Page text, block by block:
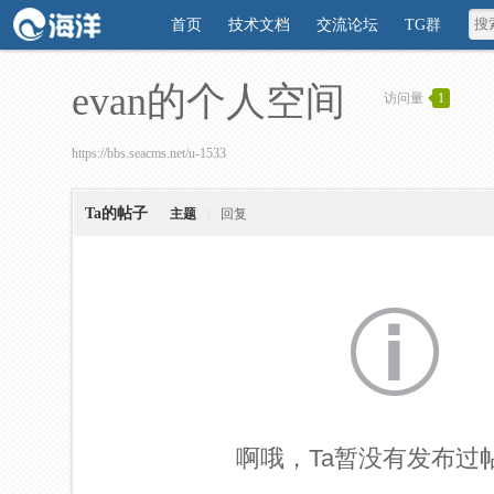
首页 技术文档 交流论坛 TG群
evan的个人空间 访问量 1
https://bbs.seacms.net/u-1533
Ta的帖子 主题 回复
啊哦，Ta暂没有发布过